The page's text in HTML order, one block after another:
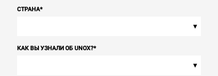
СТРАНА*
▾
КАК ВЫ УЗНАЛИ ОБ UNOX?*
▾